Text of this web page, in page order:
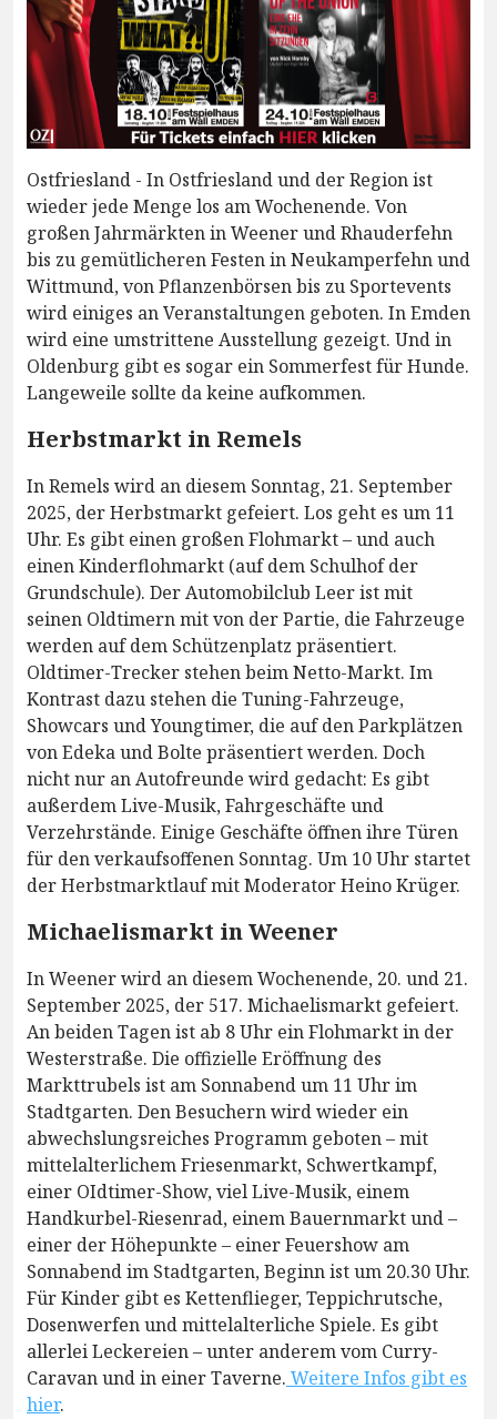
Ostfriesland - In Ostfriesland und der Region ist
wieder jede Menge los am Wochenende. Von
großen Jahrmärkten in Weener und Rhauderfehn
bis zu gemütlicheren Festen in Neukamperfehn und
Wittmund, von Pflanzenbörsen bis zu Sportevents
wird einiges an Veranstaltungen geboten. In Emden
wird eine umstrittene Ausstellung gezeigt. Und in
Oldenburg gibt es sogar ein Sommerfest für Hunde.
Langeweile sollte da keine aufkommen.
Herbstmarkt in Remels
In Remels wird an diesem Sonntag, 21. September
2025, der Herbstmarkt gefeiert. Los geht es um 11
Uhr. Es gibt einen großen Flohmarkt – und auch
einen Kinderflohmarkt (auf dem Schulhof der
Grundschule). Der Automobilclub Leer ist mit
seinen Oldtimern mit von der Partie, die Fahrzeuge
werden auf dem Schützenplatz präsentiert.
Oldtimer-Trecker stehen beim Netto-Markt. Im
Kontrast dazu stehen die Tuning-Fahrzeuge,
Showcars und Youngtimer, die auf den Parkplätzen
von Edeka und Bolte präsentiert werden. Doch
nicht nur an Autofreunde wird gedacht: Es gibt
außerdem Live-Musik, Fahrgeschäfte und
Verzehrstände. Einige Geschäfte öffnen ihre Türen
für den verkaufsoffenen Sonntag. Um 10 Uhr startet
der Herbstmarktlauf mit Moderator Heino Krüger.
Michaelismarkt in Weener
In Weener wird an diesem Wochenende, 20. und 21.
September 2025, der 517. Michaelismarkt gefeiert.
An beiden Tagen ist ab 8 Uhr ein Flohmarkt in der
Westerstraße. Die offizielle Eröffnung des
Markttrubels ist am Sonnabend um 11 Uhr im
Stadtgarten. Den Besuchern wird wieder ein
abwechslungsreiches Programm geboten – mit
mittelalterlichem Friesenmarkt, Schwertkampf,
einer OIdtimer-Show, viel Live-Musik, einem
Handkurbel-Riesenrad, einem Bauernmarkt und –
einer der Höhepunkte – einer Feuershow am
Sonnabend im Stadtgarten, Beginn ist um 20.30 Uhr.
Für Kinder gibt es Kettenflieger, Teppichrutsche,
Dosenwerfen und mittelalterliche Spiele. Es gibt
allerlei Leckereien – unter anderem vom Curry-
Caravan und in einer Taverne. Weitere Infos gibt es
hier.